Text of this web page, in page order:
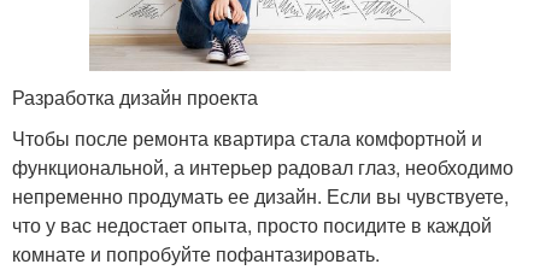
Разработка дизайн проекта
Чтобы после ремонта квартира стала комфортной и
функциональной, а интерьер радовал глаз, необходимо
непременно продумать ее дизайн. Если вы чувствуете,
что у вас недостает опыта, просто посидите в каждой
комнате и попробуйте пофантазировать.